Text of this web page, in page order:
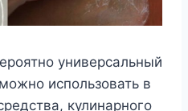
универсальный
использовать в
кулинарного